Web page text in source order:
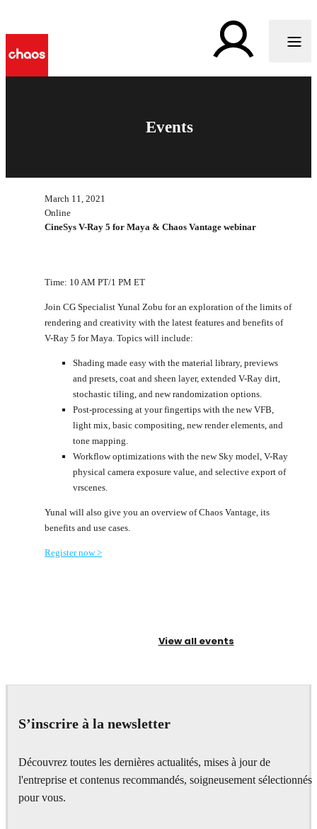
Events
March 11, 2021
Online
CineSys V-Ray 5 for Maya & Chaos Vantage webinar
Time: 10 AM PT/1 PM ET
Join CG Specialist Yunal Zobu for an exploration of the limits of
rendering and creativity with the latest features and benefits of
V-Ray 5 for Maya. Topics will include:
Shading made easy with the material library, previews
and presets, coat and sheen layer, extended V-Ray dirt,
stochastic tiling, and new randomization options.
Post-processing at your fingertips with the new VFB,
light mix, basic compositing, new render elements, and
tone mapping.
Workflow optimizations with the new Sky model, V-Ray
physical camera exposure value, and selective export of
vrscenes.
Yunal will also give you an overview of Chaos Vantage, its
benefits and use cases.
Register now >
View all events
S’inscrire à la newsletter
Découvrez toutes les dernières actualités, mises à jour de
l'entreprise et contenus recommandés, soigneusement sélectionnés
pour vous.